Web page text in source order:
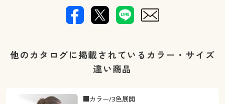
他のカタログに掲載されているカラー・サイズ
違い商品
■カラー/3色展開